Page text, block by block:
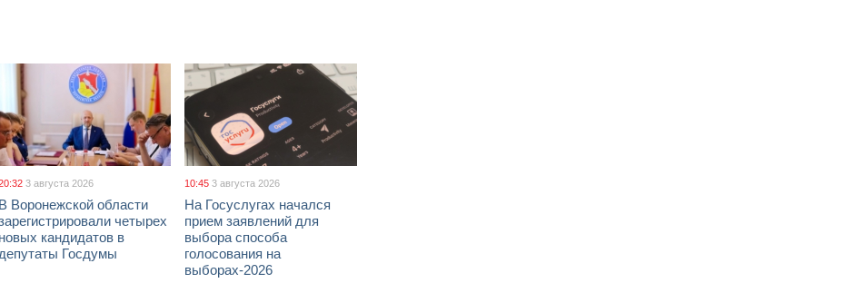
3 августа 2026
В Воронежской области
четырех
новых кандидатов в
депутаты Госдумы
10:45 3 августа 2026
На Госуслугах начался
прием заявлений для
выбора способа
голосования на
выборах-2026